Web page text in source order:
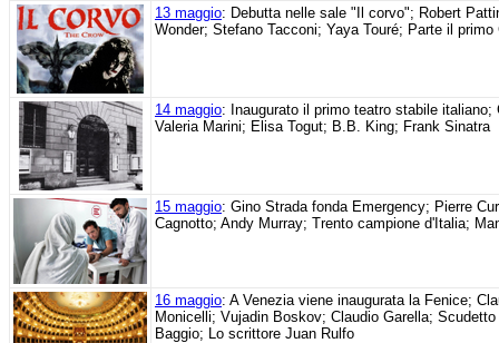
13 maggio: Debutta nelle sale "Il corvo"; Robert
Wonder; Stefano Tacconi; Yaya Touré; Parte il primo
14 maggio: Inaugurato il primo teatro stabile
Valeria Marini; Elisa Togut; B.B. King; Frank Sinatra
15 maggio: Gino Strada fonda Emergency; Pierre
Cagnotto; Andy Murray; Trento campione d'Italia;
16 maggio: A Venezia viene inaugurata la Fenice;
Monicelli; Vujadin Boskov; Claudio Garella;
Baggio; Lo scrittore Juan Rulfo